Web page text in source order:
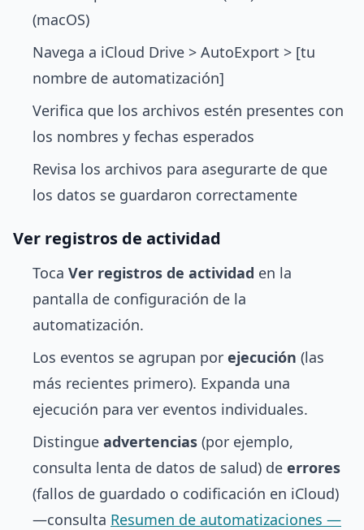
(macOS)
Navega a iCloud Drive > AutoExport > [tu
nombre de automatización]
Verifica que los archivos estén presentes con
los nombres y fechas esperados
Revisa los archivos para asegurarte de que
los datos se guardaron correctamente
Ver registros de actividad
Toca Ver registros de actividad en la
pantalla de configuración de la
automatización.
Los eventos se agrupan por ejecución (las
más recientes primero). Expanda una
ejecución para ver eventos individuales.
Distingue advertencias (por ejemplo,
consulta lenta de datos de salud) de errores
(fallos de guardado o codificación en iCloud)
—consulta Resumen de automatizaciones —